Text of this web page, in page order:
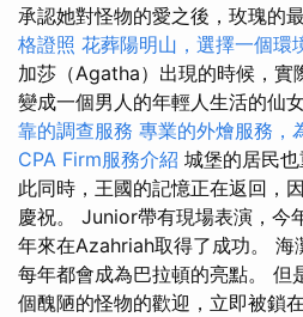
承認她對怪物的愛之後，玫瑰的
格證照 花葬陽明山，選擇一個環
加莎（Agatha）出現的時候，實
變成一個男人的年輕人生活的仙
靠的調查服務 專業的外燴服務，
CPA Firm服務介紹 城堡的居民
此同時，王國的記憶正在返回，
慶祝。 Junior帶有現場表演，今
年來在Azahriah取得了成功。 海
每年都會成為巴拉頓的亮點。 但
個醜陋的怪物的歡迎，立即被鎖